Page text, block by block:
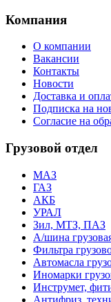
Компания
О компании
Вакансии
Контакты
Новости
Доставка и
Подписка на
Согласие на
Грузовой отдел
МАЗ
ГАЗ
АКБ
УРАЛ
Зил, МТЗ, ПАЗ
А/шина
Фильтра
Автомасла
Иномарки
Инструмет,
Антифриз,